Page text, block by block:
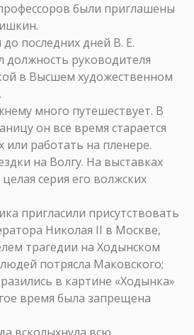
были приглашены
последних дней В. Е.
должность руководителя
в Высшем художественном
много путешествует. В
он все время старается
или работать на пленере.
на Волгу. На выставках
серия его волжских
пригласили присутствовать
Николая II в Москве,
трагедии на Ходынском
потрясла Маковского;
в картине «Ходынка»
время была запрещена